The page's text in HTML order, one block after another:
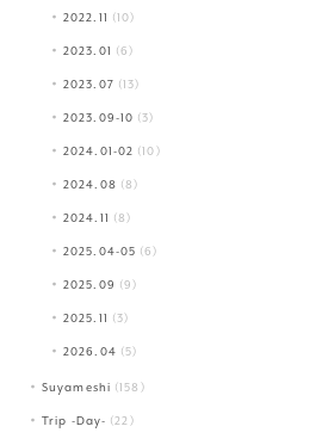
2022.11 (10)
2023.01 (6)
2023.07 (13)
2023.09-10 (3)
2024.01-02 (10)
2024.08 (8)
2024.11 (8)
2025.04-05 (6)
2025.09 (9)
2025.11 (3)
2026.04 (5)
Suyameshi (158)
Trip -Day- (22)